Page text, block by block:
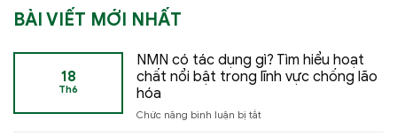
BÀI VIẾT MỚI NHẤT
18
Th6
NMN có tác dụng gì? Tìm hiểu hoạt
chất nổi bật trong lĩnh vực chống lão
hóa
Chức năng bình luận bị tắtở